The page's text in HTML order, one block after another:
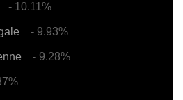
- 10.11%
- 9.93%
- 9.28%